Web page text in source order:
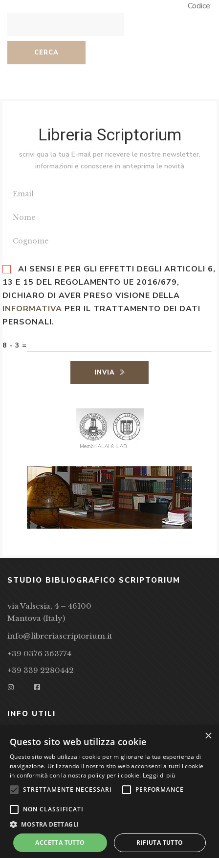
Codice:
CERCA
Libreria Scriptorium
scrivi qua la tua E-mail per ricevere le nostre newsletter,
informazioni e conoscere in anteprima le novità
AI SENSI E PER GLI EFFETTI DEGLI ARTICOLI 6,
13 E 15 DEL REGOLAMENTO UE 2016/679,
DICHIARO DI AVER PRESO VISIONE DELLA
INFORMATIVA PER IL TRATTAMENTO DEI DATI
PERSONALI.
8 - 3 =
INVIA
STUDIO BIBLIOGRAFICO SCRIPTORIUM
via Valsesia, 4 – 46100
Mantova (Italy)
info@libreriascriptorium.it
+39 0376 363774
+39 339 2280442
INFO UTILI
CONDIZIONI DI VENDITA
PRIVACY POLICY
COOKIE POLICY
Studio Bibliografico Scriptorium Dott.ssa Sara Bassi VAT
nr. 01744000207
Power byGRAFFITI WEB
×
Questo sito web utilizza cookie
Questo sito web utilizza i cookie per migliorare la tua esperienza di
navigazione. Utilizzando il nostro sito web acconsenti a tutti i cookie
in conformità con la nostra policy per i cookie. Leggi di più
STRETTAMENTE NECESSARI
PERFORMANCE
NON CLASSIFICATI
MOSTRA DETTAGLI
ACCETTA TUTTO RIFIUTA TUTTO